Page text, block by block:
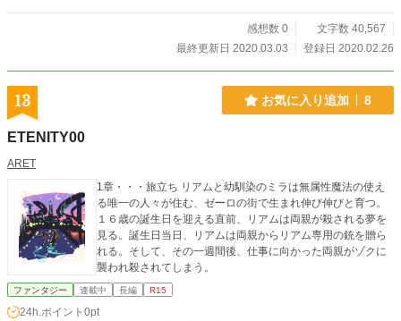
感想数 0
文字数 40,567
最終更新日 2020.03.03
登録日 2020.02.26
13 お気に入り追加 8
ETENITY00
ARET
1章・・・旅立ち リアムと幼馴染のミラは無属性魔法の使え
る唯一の人々が住む、ゼーロの街で生まれ伸び伸びと育つ。
１６歳の誕生日を迎える直前、リアムは両親が殺される夢を
見る。誕生日当日、リアムは両親からリアム専用の銃を贈ら
れる。そして、その一週間後、仕事に向かった両親がゾクに
襲われ殺されてしまう。
ファンタジー 連載中 長編 R15
24h.ポイント 0pt